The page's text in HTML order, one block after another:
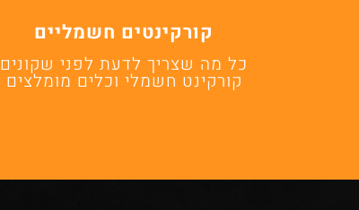
קורקינטים חשמליים
כל מה שצריך לדעת לפני שקונים
קורקינט חשמלי וכלים מומלצים